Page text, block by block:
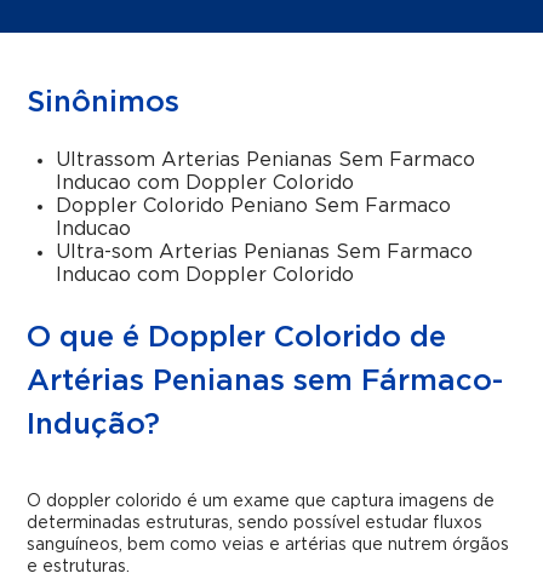
Sinônimos
Ultrassom Arterias Penianas Sem Farmaco
Inducao com Doppler Colorido
Doppler Colorido Peniano Sem Farmaco
Inducao
Ultra-som Arterias Penianas Sem Farmaco
Inducao com Doppler Colorido
O que é Doppler Colorido de
Artérias Penianas sem Fármaco-
Indução?
O doppler colorido é um exame que captura imagens de
determinadas estruturas, sendo possível estudar fluxos
sanguíneos, bem como veias e artérias que nutrem órgãos
e estruturas.